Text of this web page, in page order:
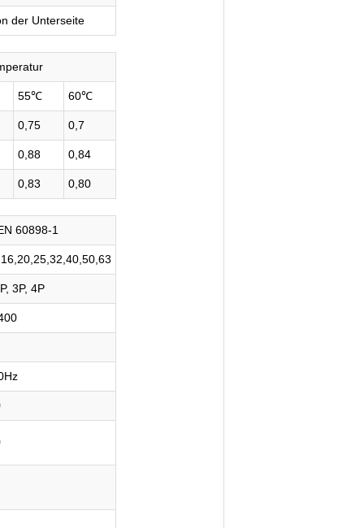
der Unterseite
55℃ 60℃
0,75 0,7
0,88 0,84
0,83 0,80
60898-1
3P, 4P